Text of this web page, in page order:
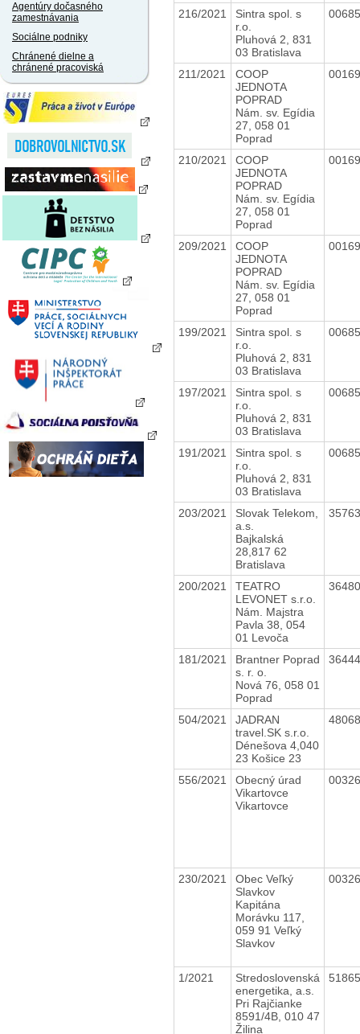
Agentúry dočasného
zamestnávania
Sociálne podniky
Chránené dielne a
chránené pracoviská
216/2021
Sintra spol. s
r.o.
Pluhová 2, 831
03 Bratislava
211/2021
COOP
JEDNOTA
POPRAD
Nám. sv. Egídia
27, 058 01
Poprad
210/2021
COOP
JEDNOTA
POPRAD
Nám. sv. Egídia
27, 058 01
Poprad
209/2021
COOP
JEDNOTA
POPRAD
Nám. sv. Egídia
27, 058 01
Poprad
199/2021
Sintra spol. s
r.o.
Pluhová 2, 831
03 Bratislava
197/2021
Sintra spol. s
r.o.
Pluhová 2, 831
03 Bratislava
191/2021
Sintra spol. s
r.o.
Pluhová 2, 831
03 Bratislava
203/2021
Slovak Telekom,
a.s.
Bajkalská
28,817 62
Bratislava
200/2021
TEATRO
LEVONET s.r.o.
Nám. Majstra
Pavla 38, 054
01 Levoča
181/2021
Brantner Poprad
s. r. o.
Nová 76, 058 01
Poprad
504/2021
JADRAN
travel.SK s.r.o.
Dénešova 4,040
23 Košice 23
556/2021
Obecný úrad
Vikartovce
Vikartovce
230/2021
Obec Veľký
Slavkov
Kapitána
Morávku 117,
059 91 Veľký
Slavkov
1/2021
Stredoslovenská
energetika, a.s.
Pri Rajčianke
8591/4B, 010 47
Žilina